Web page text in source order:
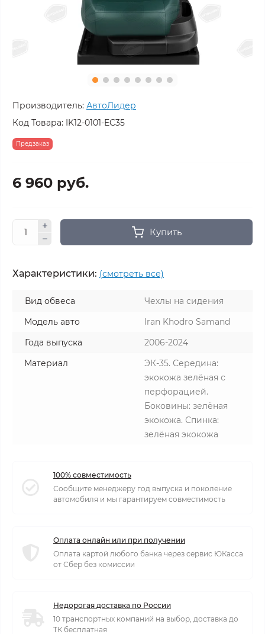
Производитель: АвтоЛидер
Код Товара: IK12-0101-EC35
Предзаказ
6 960 руб.
Купить
Характеристики: (смотреть все)
Вид обвеса
Чехлы на сидения
Модель авто
Iran Khodro Samand
Года выпуска
2006-2024
Материал
ЭК-35. Середина:
экокожа зелёная с
перфорацией.
Боковины: зелёная
экокожа. Спинка:
зелёная экокожа
100% совместимость
Сообщите менеджеру год выпуска и поколение
автомобиля и мы гарантируем совместимость
Оплата онлайн или при получении
Оплата картой любого банка через сервис ЮКасса
от Сбер без комиссии
Недорогая доставка по России
10 транспортных компаний на выбор, доставка до
ТК бесплатная